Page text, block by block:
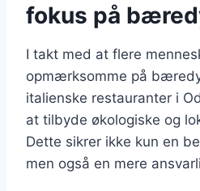
fokus på
I takt med at flere
opmærksomme på
italienske restauranter i
at tilbyde økologiske og
Dette sikrer ikke kun en
men også en mere